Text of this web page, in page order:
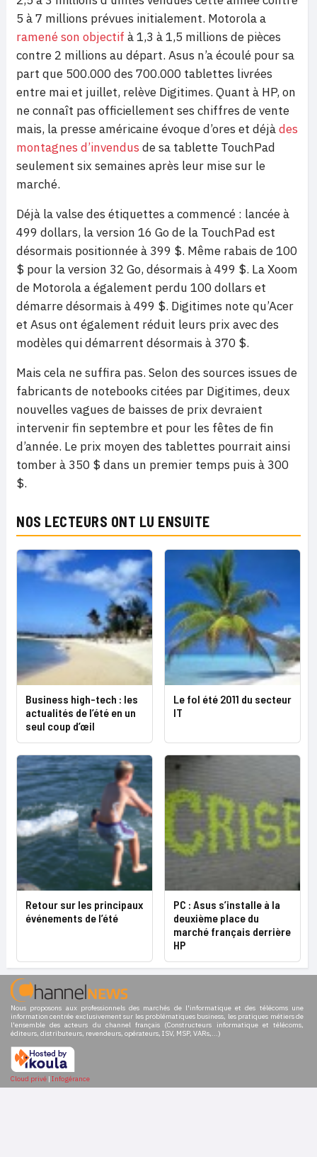
5 à 7 millions prévues initialement. Motorola a
ramené son objectif à 1,3 à 1,5 millions de pièces
contre 2 millions au départ. Asus n’a écoulé pour sa
part que 500.000 des 700.000 tablettes livrées
entre mai et juillet, relève Digitimes. Quant à HP, on
ne connaît pas officiellement ses chiffres de vente
mais, la presse américaine évoque d’ores et déjàdes
montagnes d’invendus de sa tablette TouchPad
seulement six semaines après leur mise sur le
marché.
Déjà la valse des étiquettes a commencé : lancée à
499 dollars, la version 16 Go de la TouchPad est
désormais positionnée à 399 $. Même rabais de 100
$ pour la version 32 Go, désormais à 499 $. La Xoom
de Motorola a également perdu 100 dollars et
démarre désormais à 499 $. Digitimes note qu’Acer
et Asus ont également réduit leurs prix avec des
modèles qui démarrent désormais à 370 $.
Mais cela ne suffira pas. Selon des sources issues de
fabricants de notebooks citées par Digitimes, deux
nouvelles vagues de baisses de prix devraient
intervenir fin septembre et pour les fêtes de fin
d’année. Le prix moyen des tablettes pourrait ainsi
tomber à 350 $ dans un premier temps puis à 300
$.
NOS LECTEURS ONT LU ENSUITE
Business high-tech : les
actualités de l’été en un
seul coup d’œil
Le fol été 2011 du secteur
IT
Retour sur les principaux
événements de l’été
PC : Asus s’installe à la
deuxième place du
marché français derrière
HP
Nous proposons aux professionnels des marchés de l'informatique et des télécoms une
information centrée exclusivement sur les problématiques business, les pratiques métiers de
l'ensemble des acteurs du channel français (Constructeurs informatique et télécoms,
éditeurs, distributeurs, revendeurs, opérateurs, ISV, MSP, VARs,...)
Cloud privé | Infogérance